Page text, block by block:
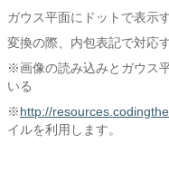
ガウス平面にドットで表示す
変換の際、内包表記で対応
※画像の読み込みとガウス
いる
※http://
イルを利用します。